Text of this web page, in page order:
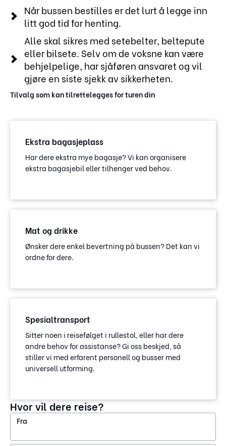
Når bussen bestilles er det lurt å legge inn
litt god tid for henting.
Alle skal sikres med setebelter, beltepute
eller bilsete. Selv om de voksne kan være
behjelpelige, har sjåføren ansvaret og vil
gjøre en siste sjekk av sikkerheten.
Tilvalg som kan tilrettelegges for turen din
Ekstra bagasjeplass
Har dere ekstra mye bagasje? Vi kan organisere
ekstra bagasjebil eller tilhenger ved behov.
Mat og drikke
Ønsker dere enkel bevertning på bussen? Det kan vi
ordne for dere.
Spesialtransport
Sitter noen i reisefølget i rullestol, eller har dere
andre behov for assistanse? Gi oss beskjed, så
stiller vi med erfarent personell og busser med
universell utforming.
Hvor vil dere reise?
Fra